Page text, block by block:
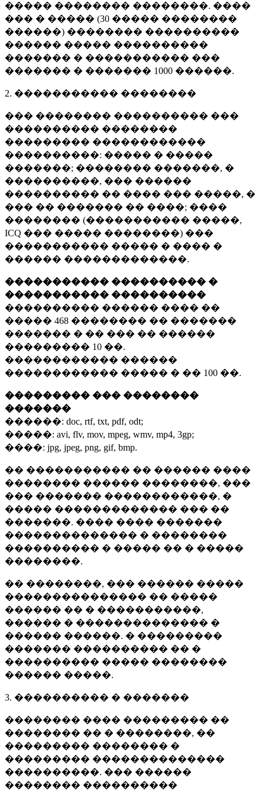
����� �������� ��������. ����
��� � ����� (30 ����� ��������
������) �������� ����������
������ ����� ����������
������� � ����������� ���
������� � ������� 1000 ������.
2. ����������� ��������
��� �������� ���������� ���
���������� ��������
��������� ������������
����������: ����� � �����
�������; �������� �������, �
����������, ��� ������
���������� �� ���� ��� �����, �
��� �� ������� �� ����; ����
�������� (����������� �����,
ICQ ��� ����� ��������) ���
����������� ����� � ���� �
������ �������������.
����������� ���������� �
����������� ����������
���������� ������ ���� ��
����� 468 �������� �� �������
������� � �� ��� �� ������
��������� 10 ��.
������������ ������
������������ ����� � �� 100 ��.
��������� ��� ��������
�������
������: doc, rtf, txt, pdf, odt;
�����: avi, flv, mov, mpeg, wmv, mp4, 3gp;
����: jpg, jpeg, png, gif, bmp.
�� ����������� �� ������ ����
�������� ������ ��������, ���
��� ������� ������������, �
����� ������������� ��� ��
�������. ���� ���� �������
�������������� � ��������
���������� � ����� �� � �����
��������.
�� ��������, ��� ������ �����
��������������� �� �����
������ �� � �����������,
������ � �������������� �
������ ������. � ���������
������� ���������� �� �
���������� ����� ��������
������ �����.
3. ���������� � �������
�������� ���� ��������� ��
�������� �� � ��������, ��
��������� �������� �
��������� ��������������
����������. ��� ������
�������� ����������